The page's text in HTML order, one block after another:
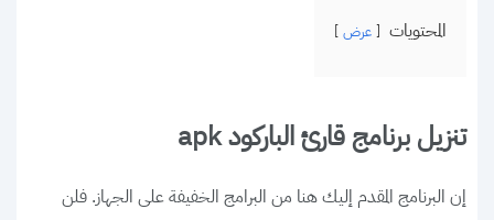
المحتويات عرض
تنزيل برنامج قارئ الباركود apk
إن البرنامج المقدم إليك هنا من البرامج الخفيفة على الجهاز. فلن